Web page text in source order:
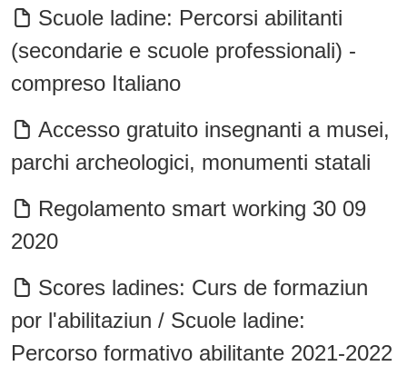
Scuole ladine: Percorsi abilitanti
(secondarie e scuole professionali) -
compreso Italiano
Accesso gratuito insegnanti a musei,
parchi archeologici, monumenti statali
Regolamento smart working 30 09
2020
Scores ladines: Curs de formaziun
por l'abilitaziun / Scuole ladine:
Percorso formativo abilitante 2021-2022